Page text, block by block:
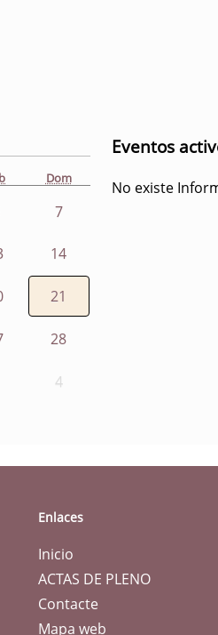
Dom
7
14
21
28
4
Eventos
No existe
Enlaces
Inicio
ACTAS DE PLENO
Contacte
Mapa web